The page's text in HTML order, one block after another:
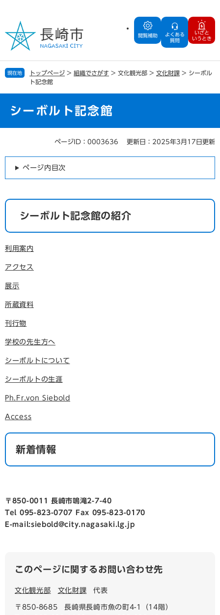
の
で
す
ー
ば
し
閲覧補助
よくある
質問
いざと
いうとき
現在地 トップページ > 組織でさがす > 文化観光部 > 文化財課 > シーボル
ト記念館
シーボルト記念館
ページID：0003636 更新日：2025年3月17日更新
ページ内目次
シーボルト記念館の紹介
利用案内
アクセス
展示
所蔵資料
刊行物
学校の先生方へ
シーボルトについて
シーボルトの生涯
Ph.Fr.von Siebold
Access
新着情報
〒850-0011 長崎市鳴滝2-7-40
Tel 095-823-0707 Fax 095-823-0170
E-mail:siebold@city.nagasaki.lg.jp
このページに関するお問い合わせ先
文化観光部 文化財課 代表
〒850-8685
長崎県長崎市魚の町4-1（14階）